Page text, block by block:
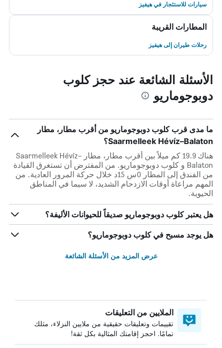
سيارات للاستئجار في هيفيز
المطارات القريبة
رحلات طيران إلى هيفيز
الأسئلة الشائعة عند حجز كلوب
دوبوجوماريو
ما مدى قرب كلوب دوبوجوماريو من أقرب مطار، مطار
Saarmelleek Hévíz–Balaton؟
هناك 19.9 كم ميلاً بين أقرب مطار، مطار Saarmelleek Hévíz–
Balaton و كلوب دوبوجوماريو. من المفترض أن تستغرق القيادة
من الفندق إلى المطار 0س 15د خلال حركة المرور العادية. من
المهم مراعاة أوقات الازدحام الشديد، لا سيما في المناطق
الحيوية.
هل يعتبر كلوب دوبوجوماريو صديقاً للحيوانات الأليفة؟
هل يوجد مسبح في كلوب دوبوجوماريو؟
عرض المزيد من الأسئلة الشائعة
الملايين من التعليقات
تقييمات وتعليقات حقيقية من ملايين النزلاء، مثلك
تمامًا. احجز إقامتك المثالية بكل ثقة!